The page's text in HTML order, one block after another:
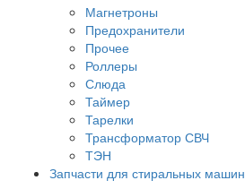
Магнетроны
Предохранители
Прочее
Роллеры
Слюда
Таймер
Тарелки
Трансформатор СВЧ
ТЭН
Запчасти для стиральных машин